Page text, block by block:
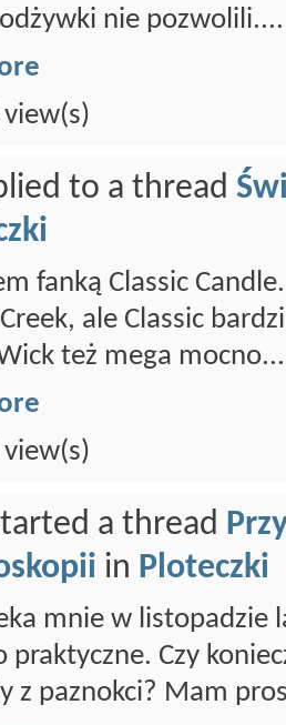
nie pozwolili....
to a thread
fanką Classic
ale Classic
też mega mocno...
a thread
in Ploteczki
mnie w listopadzie
praktyczne. Czy
z paznokci? Mam